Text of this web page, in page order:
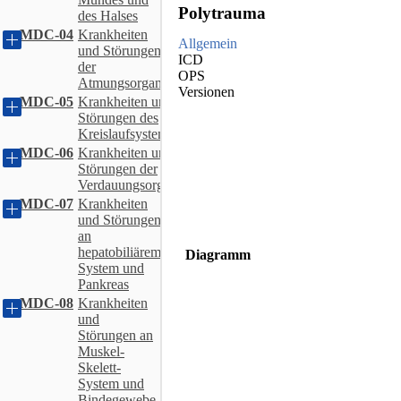
des Halses
MDC-04 Krankheiten
und Störungen
der
Atmungsorgane
MDC-05 Krankheiten und
Störungen des
Kreislaufsystems
MDC-06 Krankheiten und
Störungen der
Verdauungsorgane
MDC-07 Krankheiten
und Störungen
an
hepatobiliärem
System und
Pankreas
MDC-08 Krankheiten
und
Störungen an
Muskel-
Skelett-
System und
Polytrauma
Allgemein
ICD
OPS
Versionen
Diagramm